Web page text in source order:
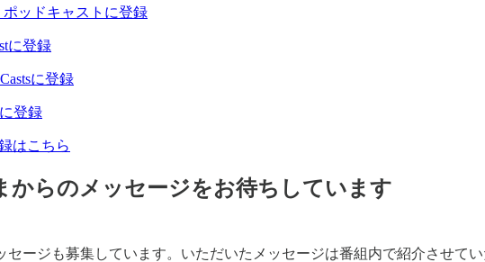
ポッドキャストに登録
に登録
に登録
登録
はこちら
からのメッセージをお待ちしています
セージも募集しています。いただいたメッセージは番組内で紹介させて